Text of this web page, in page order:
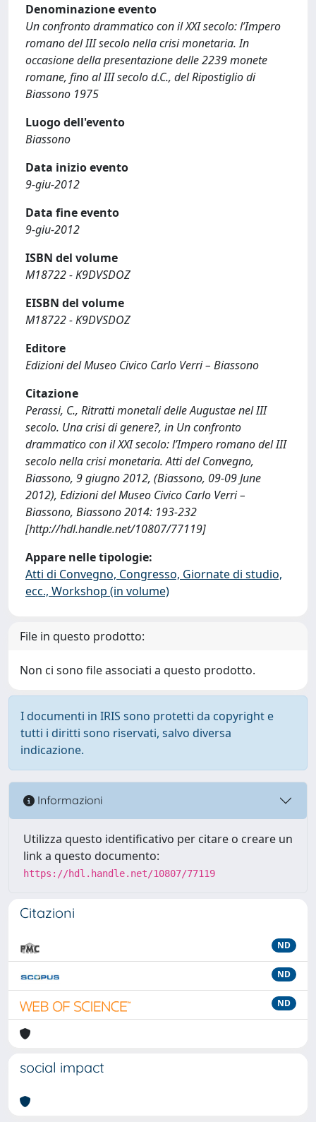
Denominazione evento
Un confronto drammatico con il XXI secolo: l’Impero
romano del III secolo nella crisi monetaria. In
occasione della presentazione delle 2239 monete
romane, fino al III secolo d.C., del Ripostiglio di
Biassono 1975
Luogo dell'evento
Biassono
Data inizio evento
9-giu-2012
Data fine evento
9-giu-2012
ISBN del volume
M18722 - K9DVSDOZ
EISBN del volume
M18722 - K9DVSDOZ
Editore
Edizioni del Museo Civico Carlo Verri – Biassono
Citazione
Perassi, C., Ritratti monetali delle Augustae nel III
secolo. Una crisi di genere?, in Un confronto
drammatico con il XXI secolo: l’Impero romano del III
secolo nella crisi monetaria. Atti del Convegno,
Biassono, 9 giugno 2012, (Biassono, 09-09 June
2012), Edizioni del Museo Civico Carlo Verri –
Biassono, Biassono 2014: 193-232
[http://hdl.handle.net/10807/77119]
Appare nelle tipologie:
Atti di Convegno, Congresso, Giornate di studio,
ecc., Workshop (in volume)
File in questo prodotto:
Non ci sono file associati a questo prodotto.
I documenti in IRIS sono protetti da copyright e
tutti i diritti sono riservati, salvo diversa
indicazione.
Informazioni
Utilizza questo identificativo per citare o creare un
link a questo documento:
https://hdl.handle.net/10807/77119
Citazioni
ND
ND
ND
social impact